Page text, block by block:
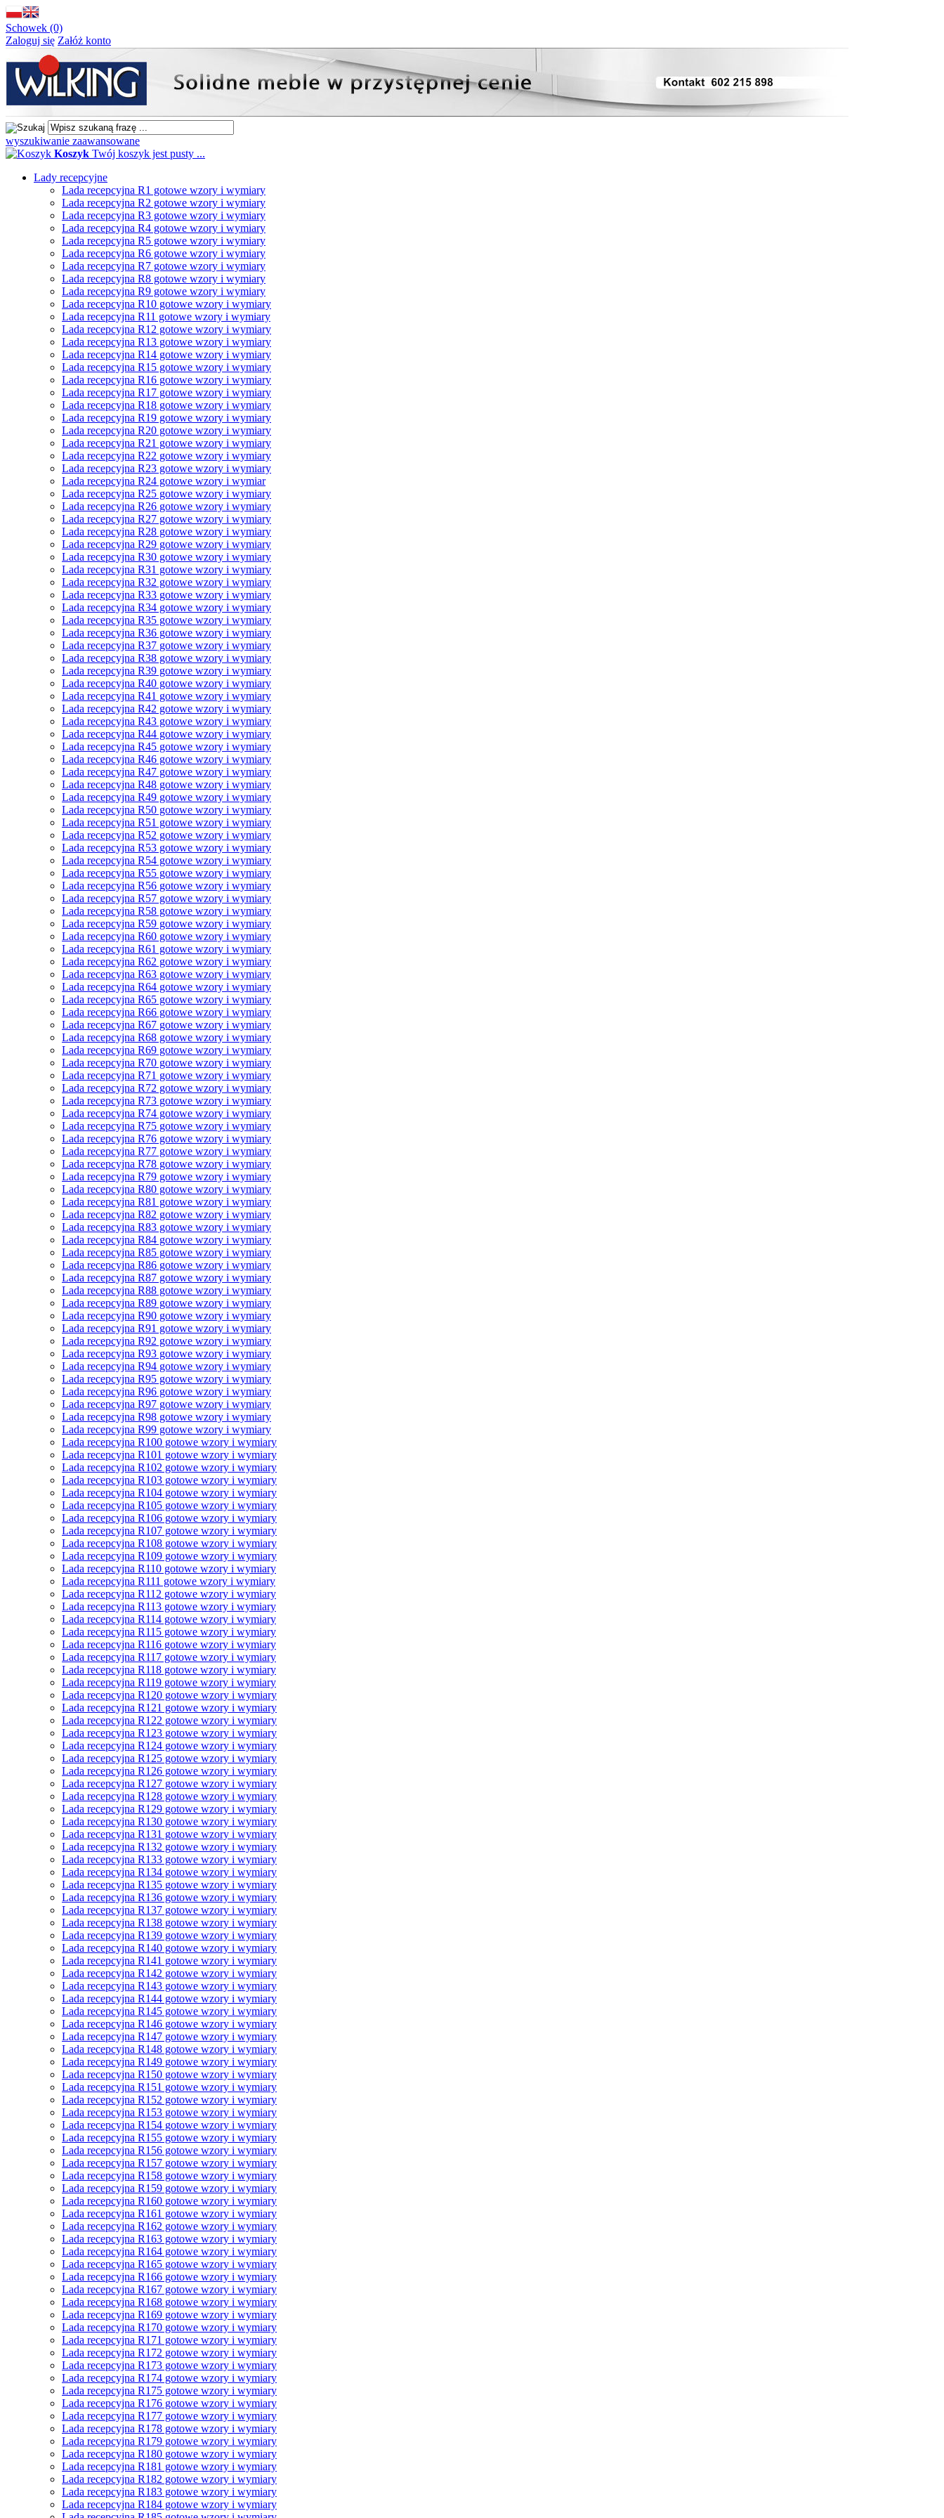
Schowek (0)
Zaloguj się Załóż konto
wyszukiwanie zaawansowane
Koszyk Twój koszyk jest pusty ...
Lady recepcyjne
Lada recepcyjna R1 gotowe wzory i wymiary
Lada recepcyjna R2 gotowe wzory i wymiary
Lada recepcyjna R3 gotowe wzory i wymiary
Lada recepcyjna R4 gotowe wzory i wymiary
Lada recepcyjna R5 gotowe wzory i wymiary
Lada recepcyjna R6 gotowe wzory i wymiary
Lada recepcyjna R7 gotowe wzory i wymiary
Lada recepcyjna R8 gotowe wzory i wymiary
Lada recepcyjna R9 gotowe wzory i wymiary
Lada recepcyjna R10 gotowe wzory i wymiary
Lada recepcyjna R11 gotowe wzory i wymiary
Lada recepcyjna R12 gotowe wzory i wymiary
Lada recepcyjna R13 gotowe wzory i wymiary
Lada recepcyjna R14 gotowe wzory i wymiary
Lada recepcyjna R15 gotowe wzory i wymiary
Lada recepcyjna R16 gotowe wzory i wymiary
Lada recepcyjna R17 gotowe wzory i wymiary
Lada recepcyjna R18 gotowe wzory i wymiary
Lada recepcyjna R19 gotowe wzory i wymiary
Lada recepcyjna R20 gotowe wzory i wymiary
Lada recepcyjna R21 gotowe wzory i wymiary
Lada recepcyjna R22 gotowe wzory i wymiary
Lada recepcyjna R23 gotowe wzory i wymiary
Lada recepcyjna R24 gotowe wzory i wymiar
Lada recepcyjna R25 gotowe wzory i wymiary
Lada recepcyjna R26 gotowe wzory i wymiary
Lada recepcyjna R27 gotowe wzory i wymiary
Lada recepcyjna R28 gotowe wzory i wymiary
Lada recepcyjna R29 gotowe wzory i wymiary
Lada recepcyjna R30 gotowe wzory i wymiary
Lada recepcyjna R31 gotowe wzory i wymiary
Lada recepcyjna R32 gotowe wzory i wymiary
Lada recepcyjna R33 gotowe wzory i wymiary
Lada recepcyjna R34 gotowe wzory i wymiary
Lada recepcyjna R35 gotowe wzory i wymiary
Lada recepcyjna R36 gotowe wzory i wymiary
Lada recepcyjna R37 gotowe wzory i wymiary
Lada recepcyjna R38 gotowe wzory i wymiary
Lada recepcyjna R39 gotowe wzory i wymiary
Lada recepcyjna R40 gotowe wzory i wymiary
Lada recepcyjna R41 gotowe wzory i wymiary
Lada recepcyjna R42 gotowe wzory i wymiary
Lada recepcyjna R43 gotowe wzory i wymiary
Lada recepcyjna R44 gotowe wzory i wymiary
Lada recepcyjna R45 gotowe wzory i wymiary
Lada recepcyjna R46 gotowe wzory i wymiary
Lada recepcyjna R47 gotowe wzory i wymiary
Lada recepcyjna R48 gotowe wzory i wymiary
Lada recepcyjna R49 gotowe wzory i wymiary
Lada recepcyjna R50 gotowe wzory i wymiary
Lada recepcyjna R51 gotowe wzory i wymiary
Lada recepcyjna R52 gotowe wzory i wymiary
Lada recepcyjna R53 gotowe wzory i wymiary
Lada recepcyjna R54 gotowe wzory i wymiary
Lada recepcyjna R55 gotowe wzory i wymiary
Lada recepcyjna R56 gotowe wzory i wymiary
Lada recepcyjna R57 gotowe wzory i wymiary
Lada recepcyjna R58 gotowe wzory i wymiary
Lada recepcyjna R59 gotowe wzory i wymiary
Lada recepcyjna R60 gotowe wzory i wymiary
Lada recepcyjna R61 gotowe wzory i wymiary
Lada recepcyjna R62 gotowe wzory i wymiary
Lada recepcyjna R63 gotowe wzory i wymiary
Lada recepcyjna R64 gotowe wzory i wymiary
Lada recepcyjna R65 gotowe wzory i wymiary
Lada recepcyjna R66 gotowe wzory i wymiary
Lada recepcyjna R67 gotowe wzory i wymiary
Lada recepcyjna R68 gotowe wzory i wymiary
Lada recepcyjna R69 gotowe wzory i wymiary
Lada recepcyjna R70 gotowe wzory i wymiary
Lada recepcyjna R71 gotowe wzory i wymiary
Lada recepcyjna R72 gotowe wzory i wymiary
Lada recepcyjna R73 gotowe wzory i wymiary
Lada recepcyjna R74 gotowe wzory i wymiary
Lada recepcyjna R75 gotowe wzory i wymiary
Lada recepcyjna R76 gotowe wzory i wymiary
Lada recepcyjna R77 gotowe wzory i wymiary
Lada recepcyjna R78 gotowe wzory i wymiary
Lada recepcyjna R79 gotowe wzory i wymiary
Lada recepcyjna R80 gotowe wzory i wymiary
Lada recepcyjna R81 gotowe wzory i wymiary
Lada recepcyjna R82 gotowe wzory i wymiary
Lada recepcyjna R83 gotowe wzory i wymiary
Lada recepcyjna R84 gotowe wzory i wymiary
Lada recepcyjna R85 gotowe wzory i wymiary
Lada recepcyjna R86 gotowe wzory i wymiary
Lada recepcyjna R87 gotowe wzory i wymiary
Lada recepcyjna R88 gotowe wzory i wymiary
Lada recepcyjna R89 gotowe wzory i wymiary
Lada recepcyjna R90 gotowe wzory i wymiary
Lada recepcyjna R91 gotowe wzory i wymiary
Lada recepcyjna R92 gotowe wzory i wymiary
Lada recepcyjna R93 gotowe wzory i wymiary
Lada recepcyjna R94 gotowe wzory i wymiary
Lada recepcyjna R95 gotowe wzory i wymiary
Lada recepcyjna R96 gotowe wzory i wymiary
Lada recepcyjna R97 gotowe wzory i wymiary
Lada recepcyjna R98 gotowe wzory i wymiary
Lada recepcyjna R99 gotowe wzory i wymiary
Lada recepcyjna R100 gotowe wzory i wymiary
Lada recepcyjna R101 gotowe wzory i wymiary
Lada recepcyjna R102 gotowe wzory i wymiary
Lada recepcyjna R103 gotowe wzory i wymiary
Lada recepcyjna R104 gotowe wzory i wymiary
Lada recepcyjna R105 gotowe wzory i wymiary
Lada recepcyjna R106 gotowe wzory i wymiary
Lada recepcyjna R107 gotowe wzory i wymiary
Lada recepcyjna R108 gotowe wzory i wymiary
Lada recepcyjna R109 gotowe wzory i wymiary
Lada recepcyjna R110 gotowe wzory i wymiary
Lada recepcyjna R111 gotowe wzory i wymiary
Lada recepcyjna R112 gotowe wzory i wymiary
Lada recepcyjna R113 gotowe wzory i wymiary
Lada recepcyjna R114 gotowe wzory i wymiary
Lada recepcyjna R115 gotowe wzory i wymiary
Lada recepcyjna R116 gotowe wzory i wymiary
Lada recepcyjna R117 gotowe wzory i wymiary
Lada recepcyjna R118 gotowe wzory i wymiary
Lada recepcyjna R119 gotowe wzory i wymiary
Lada recepcyjna R120 gotowe wzory i wymiary
Lada recepcyjna R121 gotowe wzory i wymiary
Lada recepcyjna R122 gotowe wzory i wymiary
Lada recepcyjna R123 gotowe wzory i wymiary
Lada recepcyjna R124 gotowe wzory i wymiary
Lada recepcyjna R125 gotowe wzory i wymiary
Lada recepcyjna R126 gotowe wzory i wymiary
Lada recepcyjna R127 gotowe wzory i wymiary
Lada recepcyjna R128 gotowe wzory i wymiary
Lada recepcyjna R129 gotowe wzory i wymiary
Lada recepcyjna R130 gotowe wzory i wymiary
Lada recepcyjna R131 gotowe wzory i wymiary
Lada recepcyjna R132 gotowe wzory i wymiary
Lada recepcyjna R133 gotowe wzory i wymiary
Lada recepcyjna R134 gotowe wzory i wymiary
Lada recepcyjna R135 gotowe wzory i wymiary
Lada recepcyjna R136 gotowe wzory i wymiary
Lada recepcyjna R137 gotowe wzory i wymiary
Lada recepcyjna R138 gotowe wzory i wymiary
Lada recepcyjna R139 gotowe wzory i wymiary
Lada recepcyjna R140 gotowe wzory i wymiary
Lada recepcyjna R141 gotowe wzory i wymiary
Lada recepcyjna R142 gotowe wzory i wymiary
Lada recepcyjna R143 gotowe wzory i wymiary
Lada recepcyjna R144 gotowe wzory i wymiary
Lada recepcyjna R145 gotowe wzory i wymiary
Lada recepcyjna R146 gotowe wzory i wymiary
Lada recepcyjna R147 gotowe wzory i wymiary
Lada recepcyjna R148 gotowe wzory i wymiary
Lada recepcyjna R149 gotowe wzory i wymiary
Lada recepcyjna R150 gotowe wzory i wymiary
Lada recepcyjna R151 gotowe wzory i wymiary
Lada recepcyjna R152 gotowe wzory i wymiary
Lada recepcyjna R153 gotowe wzory i wymiary
Lada recepcyjna R154 gotowe wzory i wymiary
Lada recepcyjna R155 gotowe wzory i wymiary
Lada recepcyjna R156 gotowe wzory i wymiary
Lada recepcyjna R157 gotowe wzory i wymiary
Lada recepcyjna R158 gotowe wzory i wymiary
Lada recepcyjna R159 gotowe wzory i wymiary
Lada recepcyjna R160 gotowe wzory i wymiary
Lada recepcyjna R161 gotowe wzory i wymiary
Lada recepcyjna R162 gotowe wzory i wymiary
Lada recepcyjna R163 gotowe wzory i wymiary
Lada recepcyjna R164 gotowe wzory i wymiary
Lada recepcyjna R165 gotowe wzory i wymiary
Lada recepcyjna R166 gotowe wzory i wymiary
Lada recepcyjna R167 gotowe wzory i wymiary
Lada recepcyjna R168 gotowe wzory i wymiary
Lada recepcyjna R169 gotowe wzory i wymiary
Lada recepcyjna R170 gotowe wzory i wymiary
Lada recepcyjna R171 gotowe wzory i wymiary
Lada recepcyjna R172 gotowe wzory i wymiary
Lada recepcyjna R173 gotowe wzory i wymiary
Lada recepcyjna R174 gotowe wzory i wymiary
Lada recepcyjna R175 gotowe wzory i wymiary
Lada recepcyjna R176 gotowe wzory i wymiary
Lada recepcyjna R177 gotowe wzory i wymiary
Lada recepcyjna R178 gotowe wzory i wymiary
Lada recepcyjna R179 gotowe wzory i wymiary
Lada recepcyjna R180 gotowe wzory i wymiary
Lada recepcyjna R181 gotowe wzory i wymiary
Lada recepcyjna R182 gotowe wzory i wymiary
Lada recepcyjna R183 gotowe wzory i wymiary
Lada recepcyjna R184 gotowe wzory i wymiary